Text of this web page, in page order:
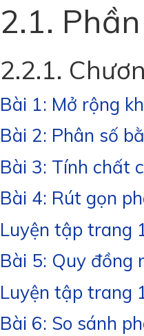
2.1.
2.2.1.
Bài 1: Mở rộng
Bài 2: Phân số
Bài 3: Tính chất
Bài 4: Rút gọn
Luyện tập trang
Bài 5: Quy đồng
Luyện tập trang
Bài 6: So sánh